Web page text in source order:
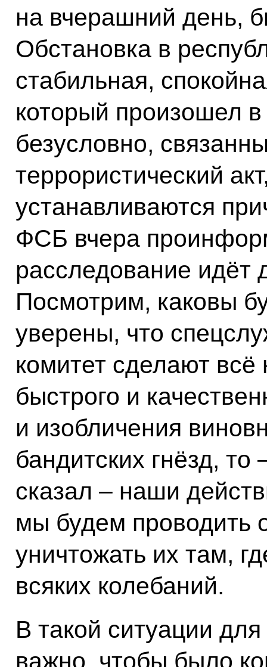
на вчерашний день,
Обстановка в
стабильная,
который произошел
безусловно,
террористический
устанавливаются
ФСБ вчера
расследование идёт
Посмотрим, каковы
уверены, что
комитет сделают
быстрого и
и изобличения
бандитских гнёзд,
сказал – наши
мы будем проводить
уничтожать их там,
всяких колебаний.
В такой ситуации
важно, чтобы было